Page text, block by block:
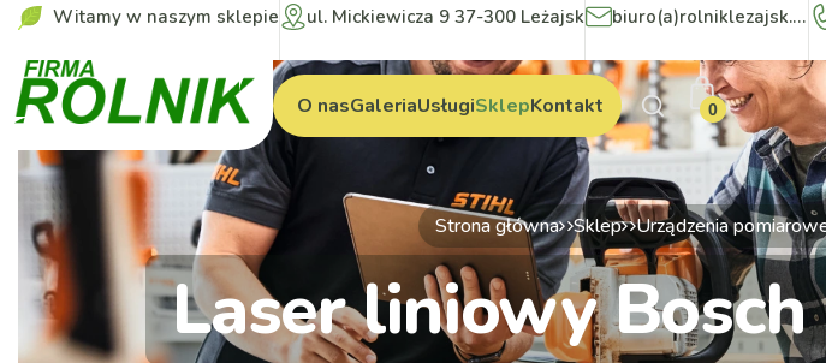
Witamy w naszym sklepie ul. Mickiewicza 9 37-300 Leżajsk biuro(a)rolniklezajsk.pl
O nasGaleriaUsługiSklepKontakt 0
Strona główna Sklep Urządzenia
Laser liniowy